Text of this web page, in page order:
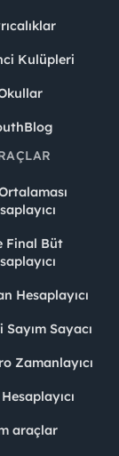
Kulüpleri
Final Büt
Hesaplayıcı
Sayım Sayacı
Zamanlayıcı
araçlar